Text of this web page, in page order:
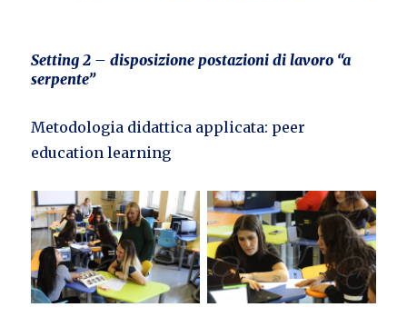
Setting 2 – disposizione postazioni di lavoro “a
serpente”
Metodologia didattica applicata: peer
education learning